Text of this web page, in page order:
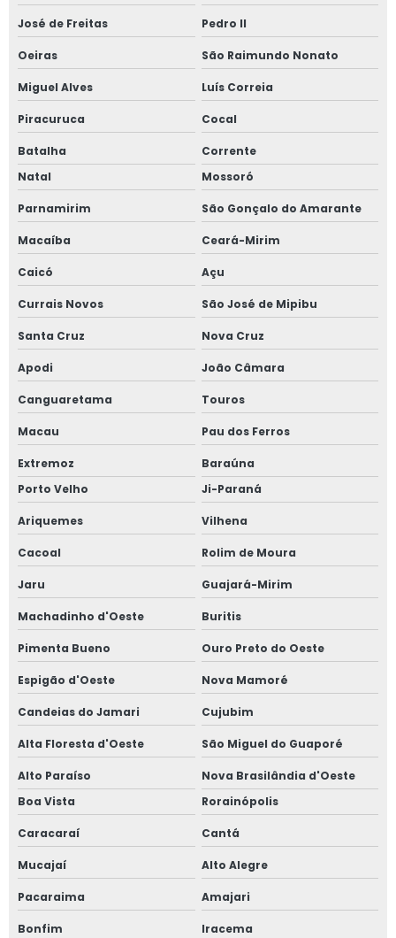
José de Freitas Pedro II
Oeiras São Raimundo Nonato
Miguel Alves Luís Correia
Piracuruca Cocal
Batalha
Corrente
Natal
Mossoró
Parnamirim São Gonçalo do Amarante
Macaíba Ceará-Mirim
Caicó Açu
Currais Novos São José de Mipibu
Santa Cruz Nova Cruz
Apodi João Câmara
Canguaretama Touros
Macau Pau dos Ferros
Extremoz
Baraúna
Porto Velho
Ji-Paraná
Ariquemes Vilhena
Cacoal Rolim de Moura
Jaru Guajará-Mirim
Machadinho d'Oeste Buritis
Pimenta Bueno Ouro Preto do Oeste
Espigão d'Oeste Nova Mamoré
Candeias do Jamari Cujubim
Alta Floresta d'Oeste São Miguel do Guaporé
Alto Paraíso
Nova Brasilândia d'Oeste
Boa Vista
Rorainópolis
Caracaraí Cantá
Mucajaí Alto Alegre
Pacaraima Amajari
Bonfim Iracema